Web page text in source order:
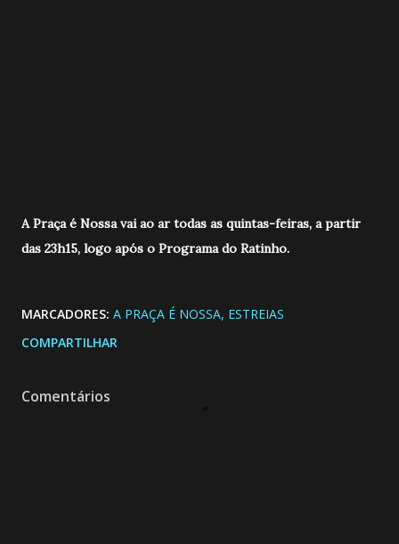
A Praça é Nossa vai ao ar todas as quintas-feiras, a partir
das 23h15, logo após o Programa do Ratinho.
MARCADORES: A PRAÇA É NOSSA ESTREIAS
COMPARTILHAR
Comentários